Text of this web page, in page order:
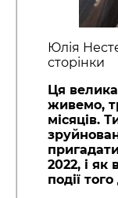
Юлія
сторінки
Ця
живемо,
місяців.
2022, і як
події